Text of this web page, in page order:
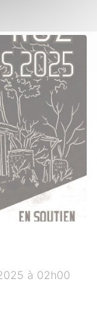
à 02h00